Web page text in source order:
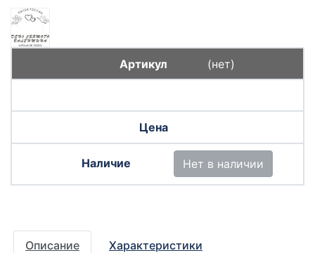
(нет)
Нет в наличии
Описание Характеристики